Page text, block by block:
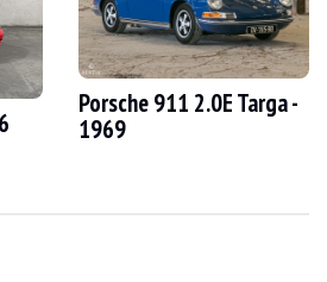
Flat 6
3.4
300cv
Porsche 911 2.0E Targa -
1969